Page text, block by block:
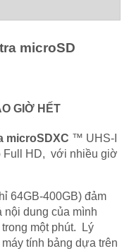
microSD
GIỜ HẾT
microSDXC ™ UHS-I
Full HD, với nhiều giờ
64GB-400GB) đảm
nội dung của mình
một phút. Lý
tính bảng dựa trên